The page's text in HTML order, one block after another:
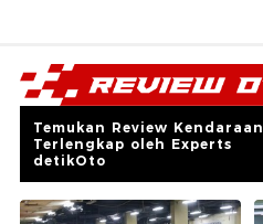
Temukan Review Kendaraan
Terlengkap oleh Experts
detikOto